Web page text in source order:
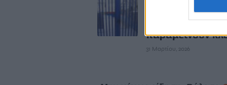
Τηλεκπαίδευση
σχολεία που θα
παραμείνουν
31 Μαρτίου, 2026